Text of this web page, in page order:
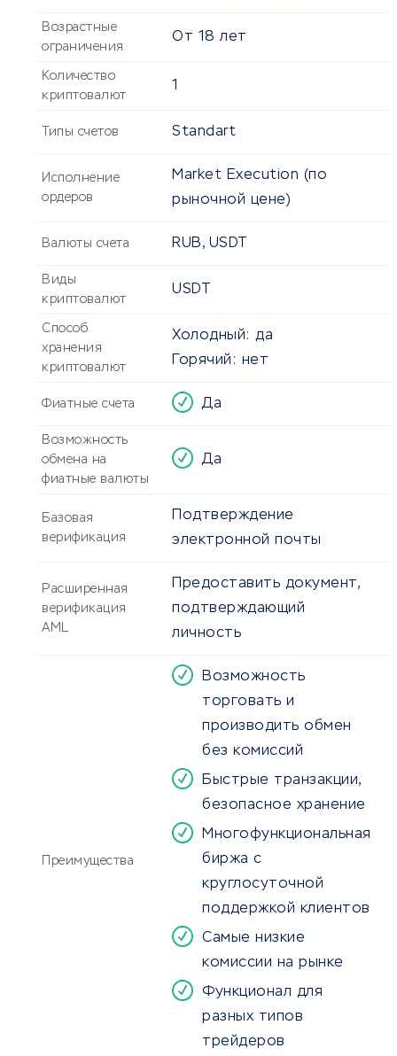
Возрастные
ограничения
От 18 лет
Количество
криптовалют
1
Типы счетов Standart
Исполнение
ордеров
Market Execution (по
рыночной цене)
Валюты счета RUB, USDT
Виды
криптовалют
USDT
Способ
хранения
криптовалют
Холодный: да
Горячий: нет
Фиатные счета Да
Возможность
обмена на
фиатные валюты
Да
Базовая
верификация
Подтверждение
электронной почты
Расширенная
верификация
AML
Предоставить документ,
подтверждающий
личность
Преимущества
Возможность
торговать и
производить обмен
без комиссий
Быстрые транзакции,
безопасное хранение
Многофункциональная
биржа с
круглосуточной
поддержкой клиентов
Самые низкие
комиссии на рынке
Функционал для
разных типов
трейдеров